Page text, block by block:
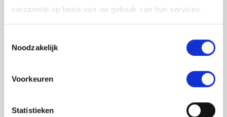
verzameld op basis van uw gebruik van hun services.
Noodzakelijk
Voorkeuren
Statistieken
Jouw feedback wordt verwerkt door de
adviseurs van het team richtlijnen NCJ. Als zij
feedback meegenomen wordt met de